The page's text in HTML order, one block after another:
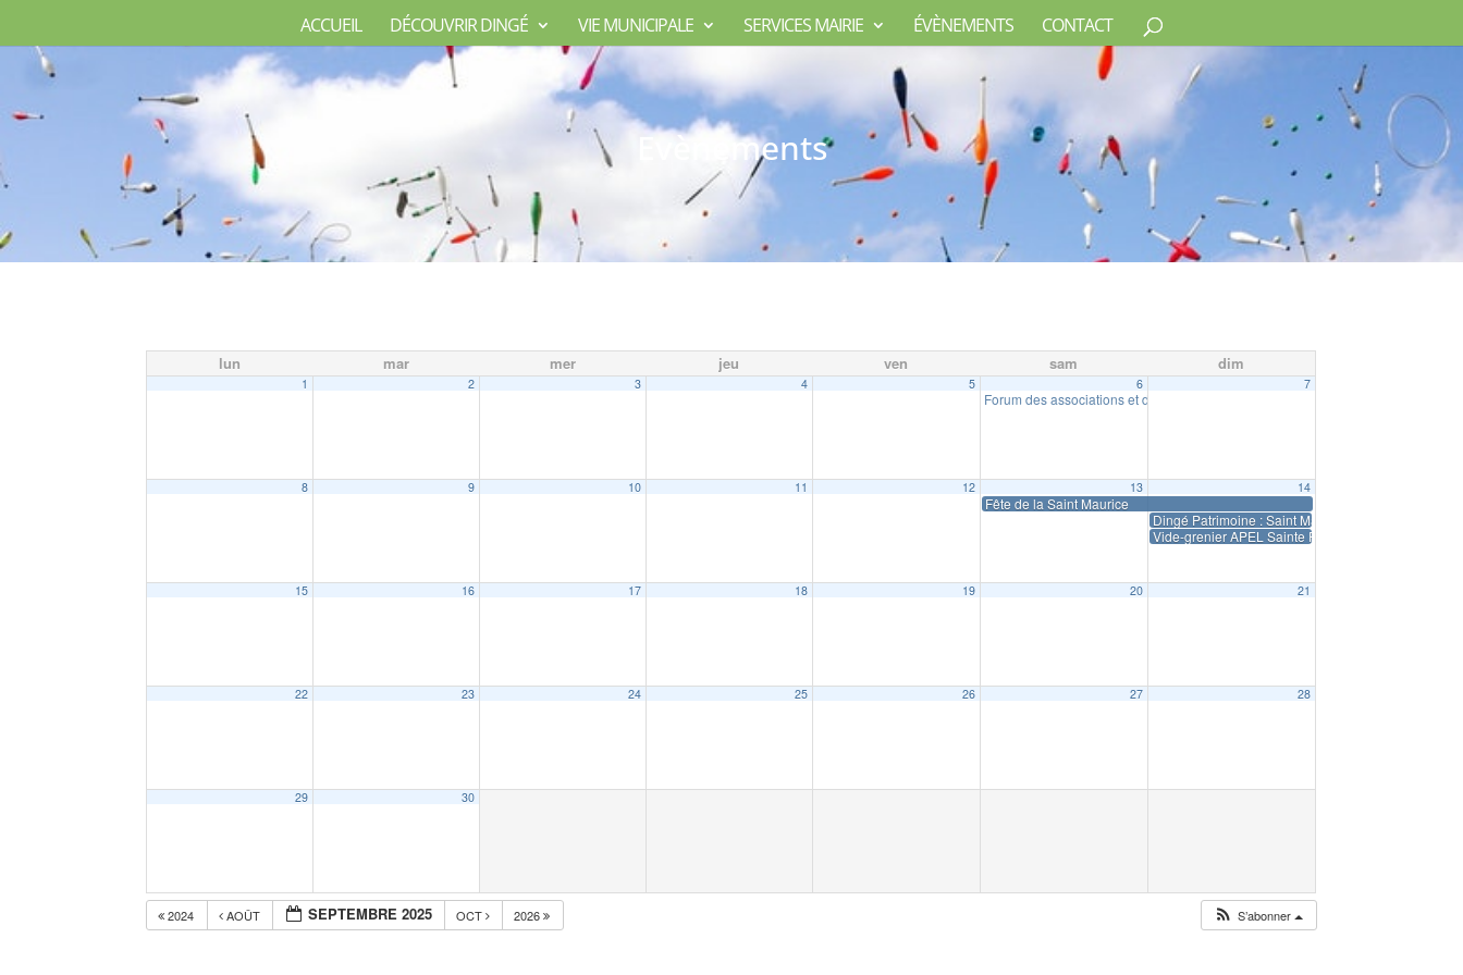
ACCUEIL DÉCOUVRIR DINGÉ VIE MUNICIPALE SERVICES MAIRIE ÉVÈNEMENTS CONTACT
Evènements
lun mar mer jeu ven sam dim
1 2 3 4 5 6
Forum des associations et du bénévolat
7
8 9 10 11 12 13
Fête de la Saint Maurice
14
Dingé Patrimoine : Saint Maurice
Vide-grenier APEL Sainte Famille
15 16 17 18 19 20 21
22 23 24 25 26 27 28
29 30
2024 AOÛT SEPTEMBRE 2025 OCT 2026 S’abonner